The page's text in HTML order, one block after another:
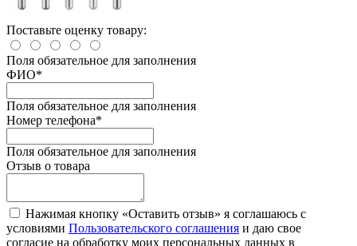
Поставьте оценку товару:
Поля обязательное для заполнения
ФИО*
Поля обязательное для заполнения
Номер телефона*
Поля обязательное для заполнения
Отзыв о товара
Нажимая кнопку «Оставить отзыв» я соглашаюсь с
условиями Пользовательского соглашения и даю свое
согласие на обработку моих персональных данных в